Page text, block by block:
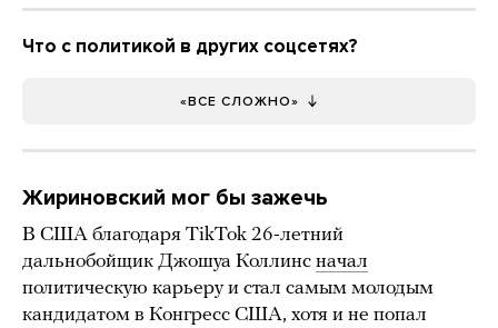
Что с политикой в других соцсетях?
«ВСЕ СЛОЖНО»
Жириновский мог бы зажечь
В США благодаря TikTok 26-летний
дальнобойщик Джошуа Коллинс начал
политическую карьеру и стал самым молодым
кандидатом в Конгресс США, хотя и не попал